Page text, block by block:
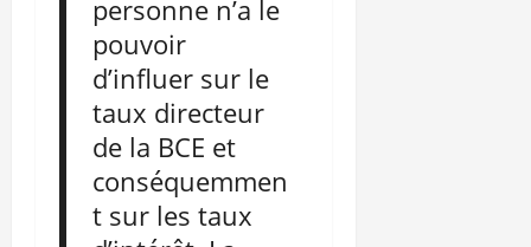
personne n’a le
pouvoir
d’influer sur le
taux directeur
de la BCE et
conséquemmen
t sur les taux